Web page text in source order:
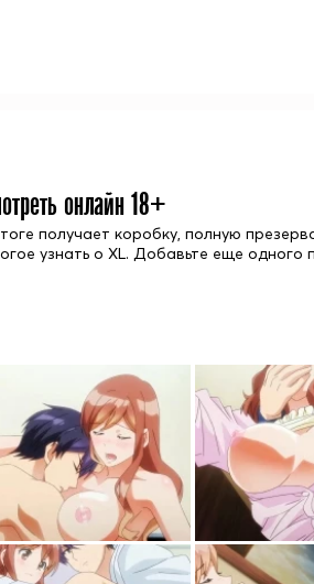
онлайн 18+
получает коробку, полную
узнать о XL. Добавьте еще одного